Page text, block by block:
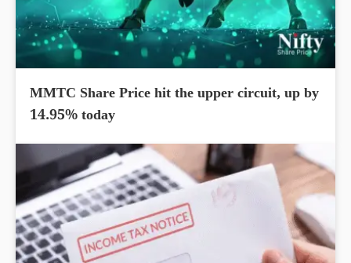
MMTC Share Price hit the upper circuit, up by
14.95% today